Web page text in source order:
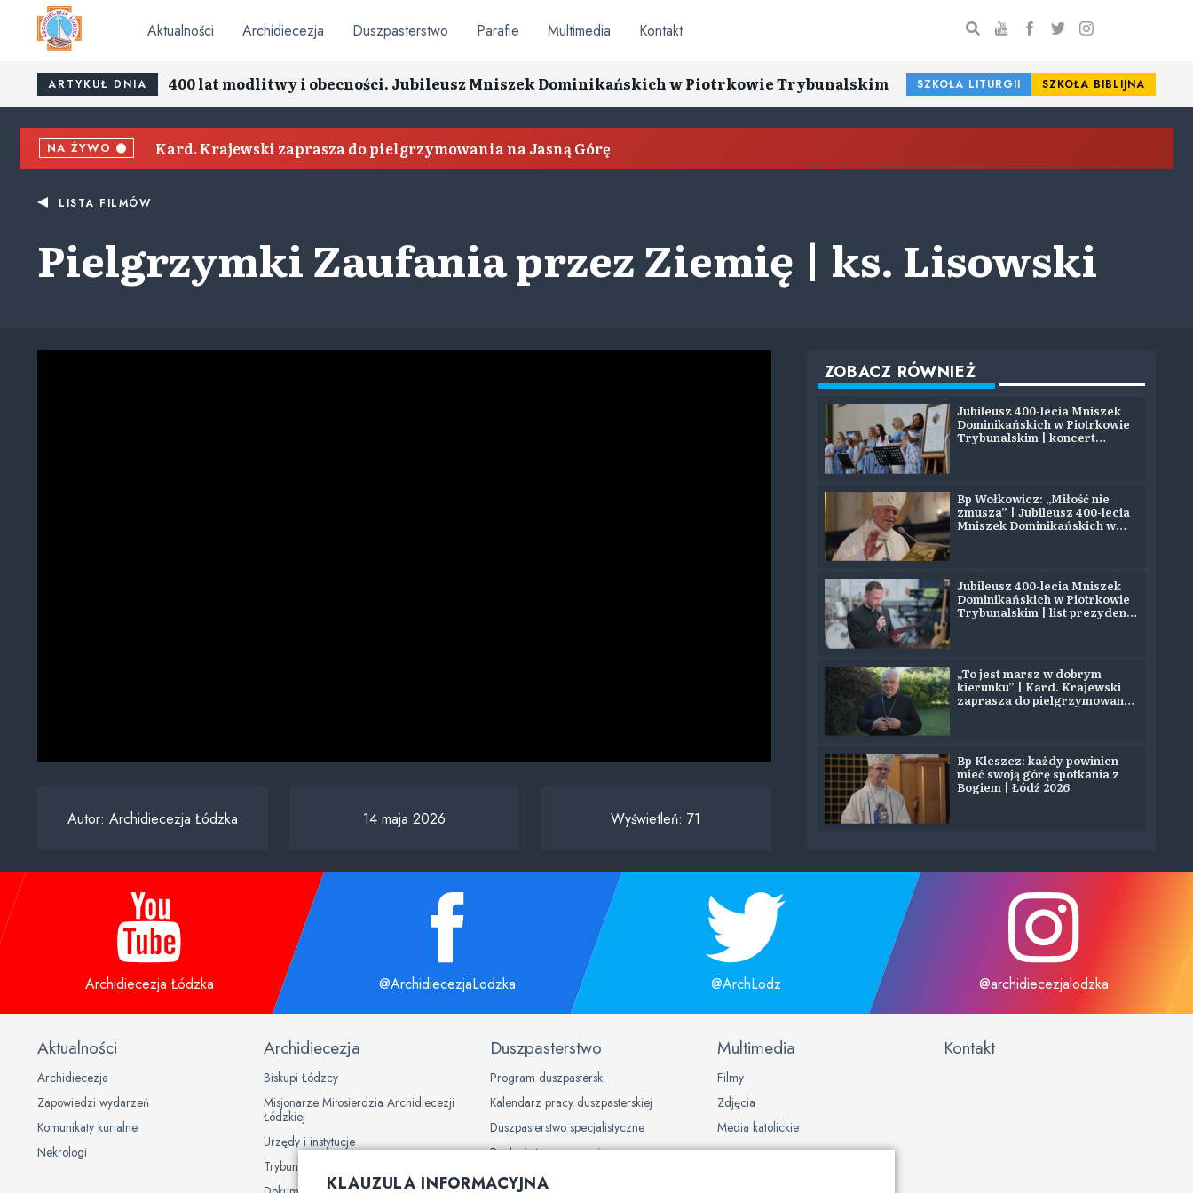
Aktualności Archidiecezja Duszpasterstwo Parafie Multimedia Kontakt
ARTYKUŁ DNIA 400 lat modlitwy i obecności. Jubileusz Mniszek Dominikańskich w Piotrkowie Trybunalskim SZKOŁA LITURGII SZKOŁA BIBLIJNA
NA ŻYWO Kard. Krajewski zaprasza do pielgrzymowania na Jasną Górę
LISTA FILMÓW
Pielgrzymki Zaufania przez Ziemię | ks. Lisowski
Autor: Archidiecezja Łódzka 14 maja 2026 Wyświetleń:71
ZOBACZ RÓWNIEŻ
Jubileusz 400-lecia Mniszek
Dominikańskich w Piotrkowie
Trybunalskim | koncert
Bp Wołkowicz: „Miłość nie
zmusza” | Jubileusz 400-lecia
Mniszek Dominikańskich w
Jubileusz 400-lecia Mniszek
Dominikańskich w Piotrkowie
Trybunalskim | list prezydenta
„To jest marsz w dobrym
kierunku” | Kard. Krajewski
zaprasza do pielgrzymowania
Bp Kleszcz: każdy powinien
mieć swoją górę spotkania z
Bogiem | Łódź 2026
Archidiecezja Łódzka @ArchidiecezjaLodzka @ArchLodz @archidiecezjalodzka
Aktualności
Archidiecezja
Zapowiedzi wydarzeń
Komunikaty kurialne
Nekrologi
Archidiecezja
Biskupi Łódzcy
Misjonarze Miłosierdzia Archidiecezji
Łódzkiej
Urzędy i instytucje
Trybunał Metropolitalny
Duszpasterstwo
Program duszpasterski
Kalendarz pracy duszpasterskiej
Duszpasterstwo specjalistyczne
Ruchy i stowarzyszenia
Multimedia
Filmy
Zdjęcia
Media katolickie
Kontakt
KLAUZULA INFORMACYJNA